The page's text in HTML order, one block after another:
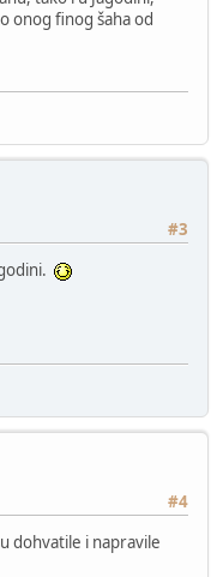
onog finog šaha od
#3
#4
dohvatile i napravile